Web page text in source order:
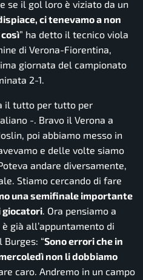
se il gol loro è viziato da un
ci tenevamo a non
” ha detto il tecnico viola
di Verona-Fiorentina,
giornata del campionato
2-1.
il tutto per tutto per
-. Bravo il Verona a
poi abbiamo messo in
e delle volte siamo
andare diversamente,
Stiamo cercando di fare
una semifinale importante
giocatori. Ora pensiamo a
già all’appuntamento di
“Sono errori che in
non li dobbiamo
caro. Andremo in un campo